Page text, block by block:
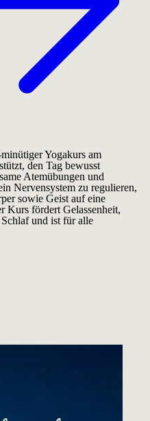
Yogakurs am
den Tag bewusst
Atemübungen und
Nervensystem zu regulieren,
sowie Geist auf eine
Kurs fördert Gelassenheit,
und ist für alle